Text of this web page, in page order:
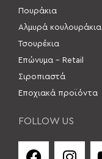
Πουράκια
Αλμυρά κουλουράκια
Τσουρέκια
Επώνυμα – Retail
Σιροπιαστά
Εποχιακά προϊόντα
FOLLOW US